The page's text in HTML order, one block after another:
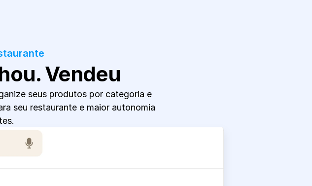
Vendeu
seus produtos por categoria e
seu restaurante e maior autonomia